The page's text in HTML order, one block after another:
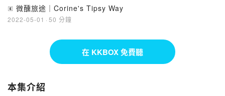
🄴 微醺旅途｜Corine's Tipsy Way
2022-05-01 · 50 分鐘
在 KKBOX 免費聽
本集介紹